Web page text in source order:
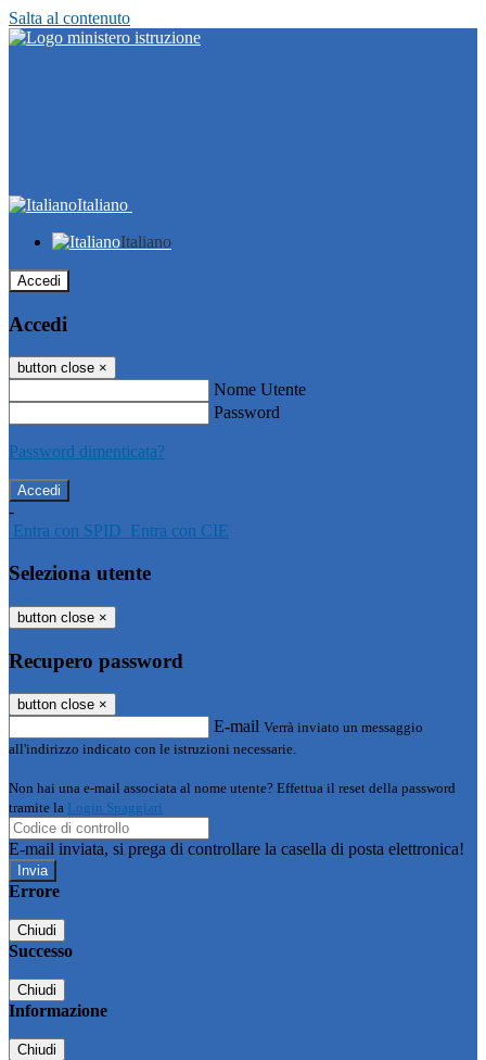
Salta al contenuto
Italiano
Italiano
Accedi
Accedi
button close ×
Nome Utente
Password
Password dimenticata?
-
Entra con SPID Entra con CIE
Seleziona utente
button close ×
Recupero password
button close ×
E-mail Verrà inviato un messaggio
all'indirizzo indicato con le istruzioni necessarie.
Non hai una e-mail associata al nome utente? Effettua il reset della password
tramite la Login Spaggiari
E-mail inviata, si prega di controllare la casella di posta elettronica!
Errore
Chiudi
Successo
Chiudi
Informazione
Chiudi